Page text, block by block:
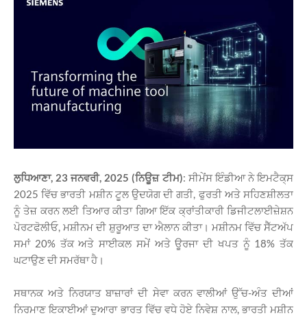
ਲੁਧਿਆਣਾ, 23 ਜਨਵਰੀ, 2025 (ਨਿਊਜ਼ ਟੀਮ): ਸੀਮੇਂਸ ਇੰਡੀਆ ਨੇ ਇਮਟੈਕ੍ਸ
2025 ਵਿੱਚ ਭਾਰਤੀ ਮਸ਼ੀਨ ਟੂਲ ਉਦਯੋਗ ਦੀ ਗਤੀ, ਫੁਰਤੀ ਅਤੇ ਸਹਿਣਸ਼ੀਲਤਾ
ਨੂੰ ਤੇਜ਼ ਕਰਨ ਲਈ ਤਿਆਰ ਕੀਤਾ ਗਿਆ ਇੱਕ ਕ੍ਰਾਂਤੀਕਾਰੀ ਡਿਜੀਟਲਾਈਜ਼ੇਸ਼ਨ
ਪੋਰਟਫੋਲੀਓ, ਮਸ਼ੀਨਮ ਦੀ ਸ਼ੁਰੂਆਤ ਦਾ ਐਲਾਨ ਕੀਤਾ। ਮਸ਼ੀਨਮ ਵਿੱਚ ਸੈੱਟਅੱਪ
ਸਮਾਂ 20% ਤੱਕ ਅਤੇ ਸਾਈਕਲ ਸਮੇਂ ਅਤੇ ਊਰਜਾ ਦੀ ਖਪਤ ਨੂੰ 18% ਤੱਕ
ਘਟਾਉਣ ਦੀ ਸਮਰੱਥਾ ਹੈ।
ਸਥਾਨਕ ਅਤੇ ਨਿਰਯਾਤ ਬਾਜ਼ਾਰਾਂ ਦੀ ਸੇਵਾ ਕਰਨ ਵਾਲੀਆਂ ਉੱਚ-ਅੰਤ ਦੀਆਂ
ਨਿਰਮਾਣ ਇਕਾਈਆਂ ਦੁਆਰਾ ਭਾਰਤ ਵਿੱਚ ਵਧੇ ਹੋਏ ਨਿਵੇਸ਼ ਨਾਲ, ਭਾਰਤੀ ਮਸ਼ੀਨ